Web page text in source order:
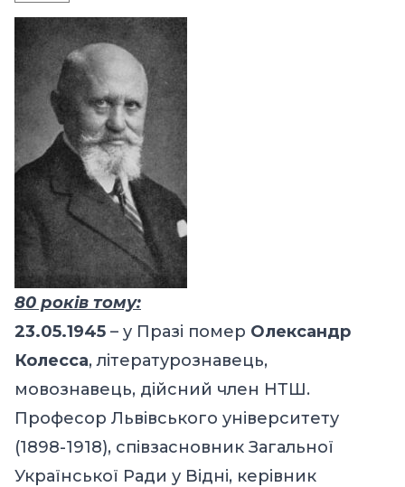
80 років тому:
23.05.1945 – у Празі помер Олександр
Колесса, літературознавець,
мовознавець, дійсний член НТШ.
Професор Львівського університету
(1898-1918), співзасновник Загальної
Української Ради у Відні, керівник